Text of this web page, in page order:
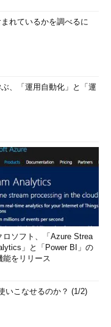
れているかを調べるに
、「運用自動化」と「運
ロソフト、「Azure Strea
」と「Power BI」の
能をリリース
いこなせるのか？ (1/2)